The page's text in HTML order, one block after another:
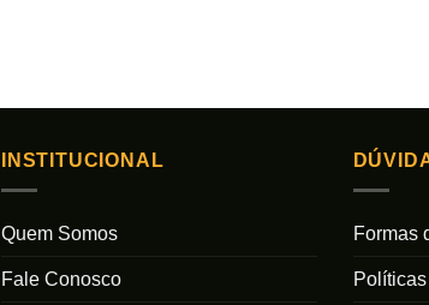
INSTITUCIONAL
Quem Somos
Fale Conosco
Formas